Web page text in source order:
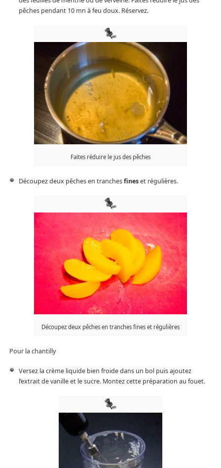
pêches pendant 10 mn à feu doux. Réservez.
Faites réduire le jus des pêches
Découpez deux pêches en tranchesfineset régulières.
Découpez deux pêches en tranches fines et régulières
Pour la chantilly
Versez la crème liquide bien froide dans un bol puis ajoutez
l’extrait de vanille et le sucre. Montez cette préparation au fouet.